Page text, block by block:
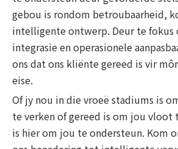
gebou is rondom betroubaarheid,
intelligente ontwerp. Deur te fokus
integrasie en operasionele
ons dat ons kliënte gereed is vir
eise.
Of jy nou in die vroeë stadiums is
te verken of gereed is om jou vloot
is hier om jou te ondersteun. Kom